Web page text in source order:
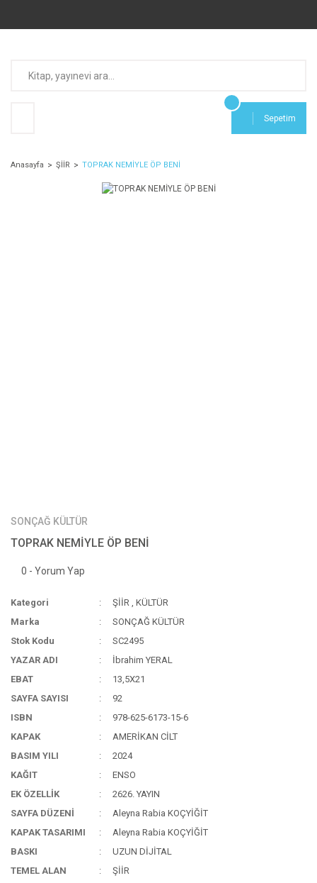
Sepetim
Anasayfa ŞİİR TOPRAK NEMİYLE ÖP BENİ
SONÇAĞ KÜLTÜR
TOPRAK NEMİYLE ÖP BENİ
0 - Yorum Yap
Kategori ŞİİR ,KÜLTÜR
Marka
SONÇAĞ KÜLTÜR
Stok Kodu
SC2495
YAZAR ADI
İbrahim YERAL
EBAT
13,5X21
SAYFA SAYISI
92
ISBN
978-625-6173-15-6
KAPAK
AMERİKAN CİLT
BASIM YILI
2024
KAĞIT
ENSO
EK ÖZELLİK
2626. YAYIN
SAYFA DÜZENİ
Aleyna Rabia KOÇYİĞİT
KAPAK TASARIMI
Aleyna Rabia KOÇYİĞİT
BASKI
UZUN DİJİTAL
TEMEL ALAN
ŞİİR